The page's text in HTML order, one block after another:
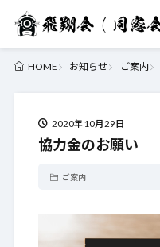
HOME お知らせ ご案内
2020年10月29日
協力金のお願い
ご案内